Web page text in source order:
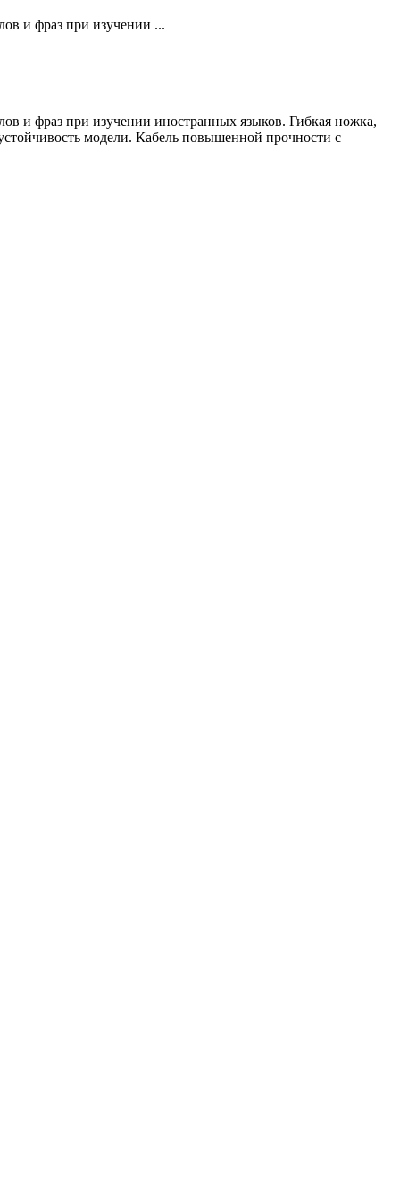
и фраз при изучении ...
и фраз при изучении иностранных языков. Гибкая ножка,
модели. Кабель повышенной прочности с